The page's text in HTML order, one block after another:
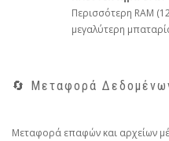
Περισσότερη RAM
μεγαλύτερη
🔄 Μεταφορά
Μεταφορά επαφών και αρχείων